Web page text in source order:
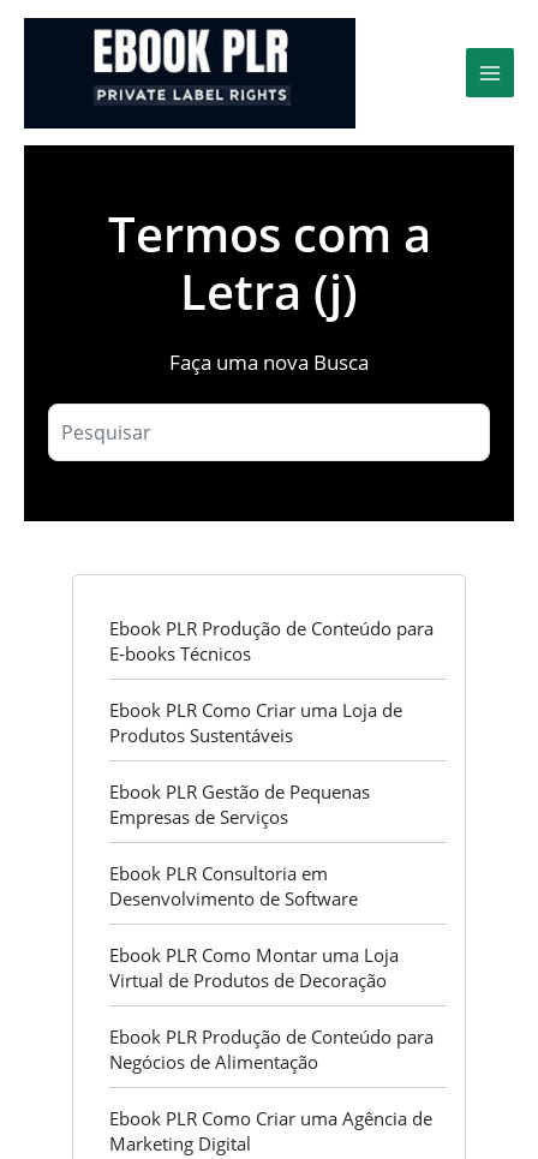
Termos com a
Letra (j)
Faça uma nova Busca
Ebook PLR Produção de Conteúdo para
E-books Técnicos
Ebook PLR Como Criar uma Loja de
Produtos Sustentáveis
Ebook PLR Gestão de Pequenas
Empresas de Serviços
Ebook PLR Consultoria em
Desenvolvimento de Software
Ebook PLR Como Montar uma Loja
Virtual de Produtos de Decoração
Ebook PLR Produção de Conteúdo para
Negócios de Alimentação
Ebook PLR Como Criar uma Agência de
Marketing Digital